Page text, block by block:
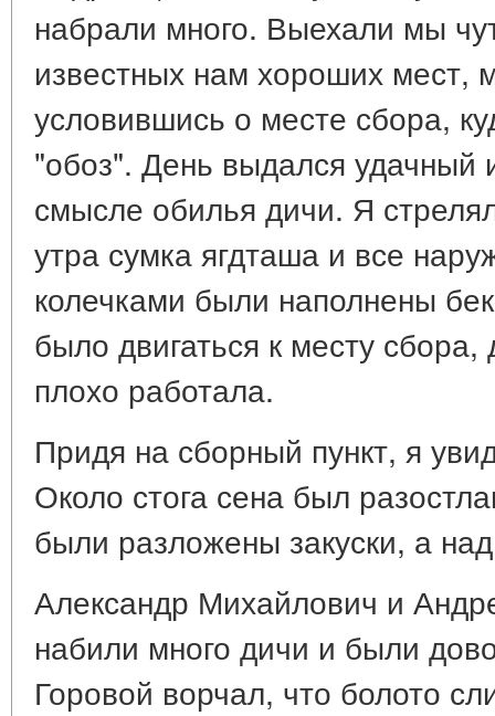
набрали много. Выехали мы
известных нам хороших мест,
условившись о месте сбора,
"обоз". День выдался удачный
смысле обилья дичи. Я
утра сумка ягдташа и все
колечками были наполнены
было двигаться к месту
плохо работала.
Придя на сборный пункт, я
Около стога сена был
были разложены закуски, а
Александр Михайлович и
набили много дичи и были
Горовой ворчал, что болото